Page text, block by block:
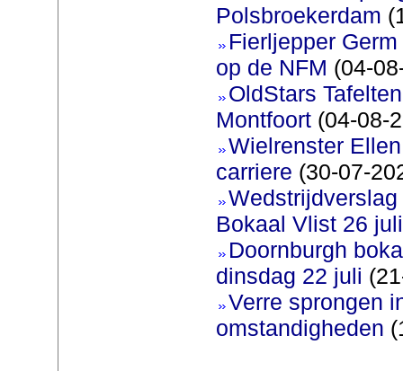
Polsbroekerdam
Fierljepper
op de NFM (04-
OldStars
Montfoort(04-08-
Wielrenster
carriere (30-07-
Bokaal Vlist 26
Doornburgh
dinsdag 22 juli
Verre sprongen
omstandigheden